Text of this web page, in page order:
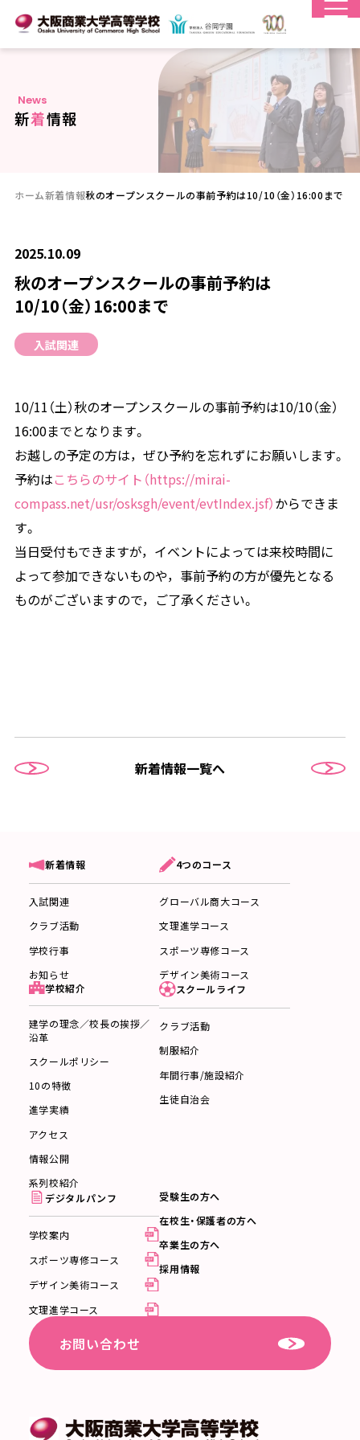
News
新着情報
ホーム新着情報秋のオープンスクールの事前予約は10/10（金）16:00まで
2025.10.09
秋のオープンスクールの事前予約は
10/10（金）16:00まで
入試関連
10/11（土）秋のオープンスクールの事前予約は10/10（金）
16:00までとなります。
お越しの予定の方は，ぜひ予約を忘れずにお願いします。
予約はこちらのサイト（https://mirai-
compass.net/usr/osksgh/event/evtIndex.jsf）からできま
す。
当日受付もできますが，イベントによっては来校時間に
よって参加できないものや，事前予約の方が優先となる
ものがございますので，ご了承ください。
新着情報一覧へ
新着情報
入試関連
クラブ活動
学校行事
お知らせ
4つのコース
グローバル商大コース
文理進学コース
スポーツ専修コース
デザイン美術コース
学校紹介
建学の理念／校長の挨拶／
沿革
スクールポリシー
10の特徴
進学実績
アクセス
情報公開
系列校紹介
スクールライフ
クラブ活動
制服紹介
年間行事/施設紹介
生徒自治会
デジタルパンフ
学校案内
スポーツ専修コース
デザイン美術コース
文理進学コース
受験生の方へ
在校生・保護者の方へ
卒業生の方へ
採用情報
お問い合わせ